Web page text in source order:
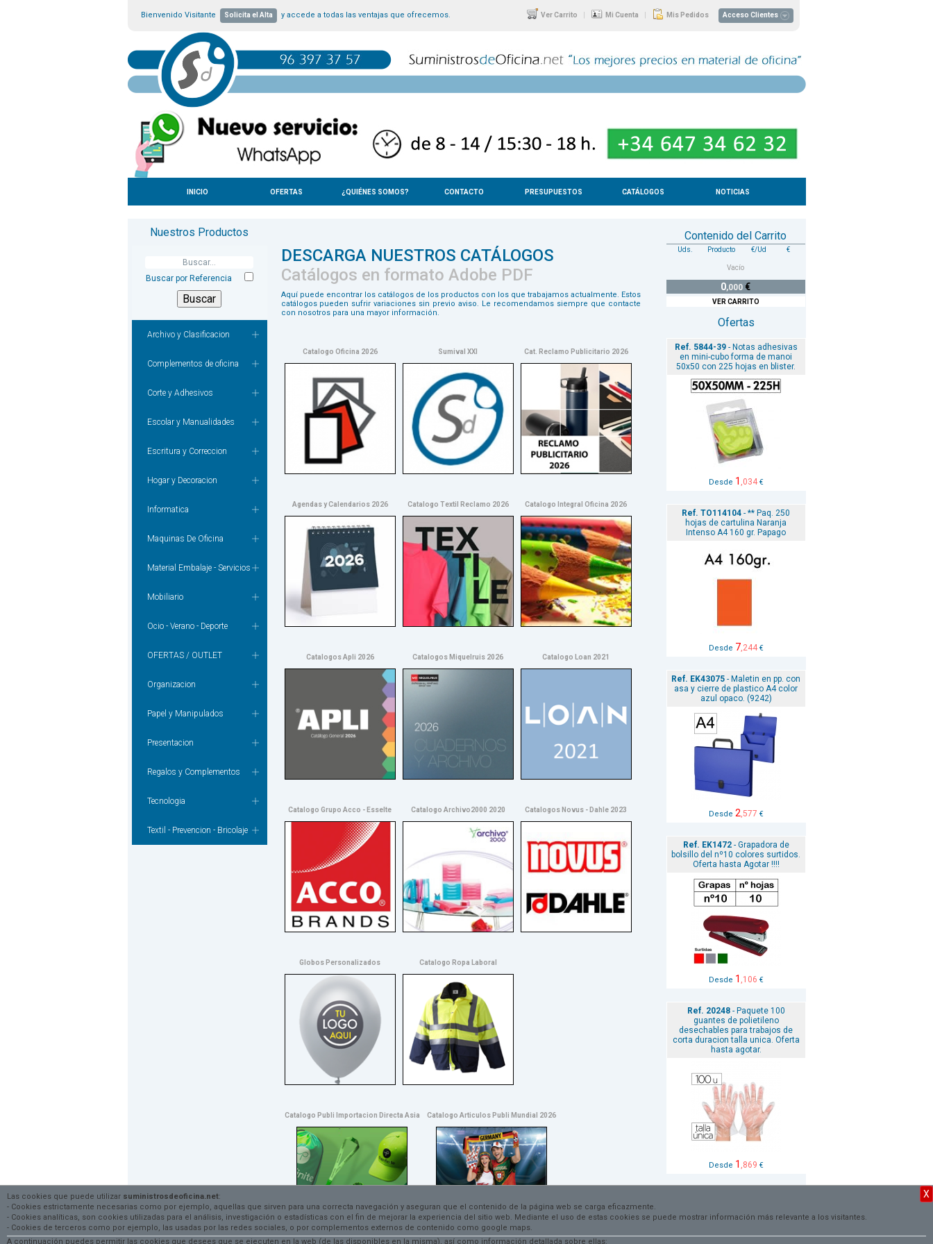
X
Las cookies que puede utilizar suministrosdeoficina.net:
- Cookies estrictamente necesarias como por ejemplo, aquellas que sirven para una correcta navegación y aseguran que el contenido de la página web se carga eficazmente.
- Cookies analíticas, son cookies utilizadas para el análisis, investigación o estadísticas con el fin de mejorar la experiencia del sitio web. Mediante el uso de estas cookies se puede mostrar información más relevante a los visitantes.
- Cookies de terceros como por ejemplo, las usadas por las redes sociales, o por complementos externos de contenido como google maps.
A continuación puedes permitir las cookies que desees que se ejecuten en la web (de las disponibles en la misma), así como información detallada sobre ellas:
Bienvenido Visitante Solicita el Alta y accede a todas las ventajas que ofrecemos. Ver Carrito | Mi Cuenta | Mis Pedidos Acceso Clientes
INICIO OFERTAS ¿QUIÉNES SOMOS? CONTACTO PRESUPUESTOS CATÁLOGOS NOTICIAS
Nuestros Productos
Buscar por Referencia
Archivo y Clasificacion
Complementos de oficina
Corte y Adhesivos
Escolar y Manualidades
Escritura y Correccion
Hogar y Decoracion
Informatica
Maquinas De Oficina
Material Embalaje - Servicios
Mobiliario
Ocio - Verano - Deporte
OFERTAS / OUTLET
Organizacion
Papel y Manipulados
Presentacion
Regalos y Complementos
Tecnologia
Textil - Prevencion - Bricolaje
DESCARGA NUESTROS CATÁLOGOS
Catálogos en formato Adobe PDF
Aquí puede encontrar los catálogos de los productos con los que trabajamos actualmente. Estos
catálogos pueden sufrir variaciones sin previo aviso. Le recomendamos siempre que contacte
con nosotros para una mayor información.
Catalogo Oficina 2026 Sumival XXI Cat. Reclamo Publicitario 2026
Agendas y Calendarios 2026 Catalogo Textil Reclamo 2026 Catalogo Integral Oficina 2026
Catalogos Apli 2026 Catalogos Miquelruis 2026 Catalogo Loan 2021
Catalogo Grupo Acco - Esselte Catalogo Archivo2000 2020 Catalogos Novus - Dahle 2023
Globos Personalizados Catalogo Ropa Laboral
Catalogo Publi Importacion Directa Asia Catalogo Articulos Publi Mundial 2026
Contenido del Carrito
Uds. Producto €/Ud €
Vacío
0,000 €
VER CARRITO
Ofertas
Ref. 5844-39- Notas adhesivas
en mini-cubo forma de manoi
50x50 con 225 hojas en blister.
Desde 1 ,034€
Ref. TO114104 - ** Paq. 250
hojas de cartulina Naranja
Intenso A4 160 gr. Papago
Desde 7,244€
Ref. EK43075 - Maletin en pp. con
asa y cierre de plastico A4 color
azul opaco. (9242)
Desde 2,577 €
Ref. EK1472- Grapadora de
bolsillo del nº10 colores surtidos.
Oferta hasta Agotar !!!!
Desde 1 ,106 €
Ref. 20248- Paquete 100
guantes de polietileno
desechables para trabajos de
corta duracion talla unica. Oferta
hasta agotar.
Desde 1 ,869 €